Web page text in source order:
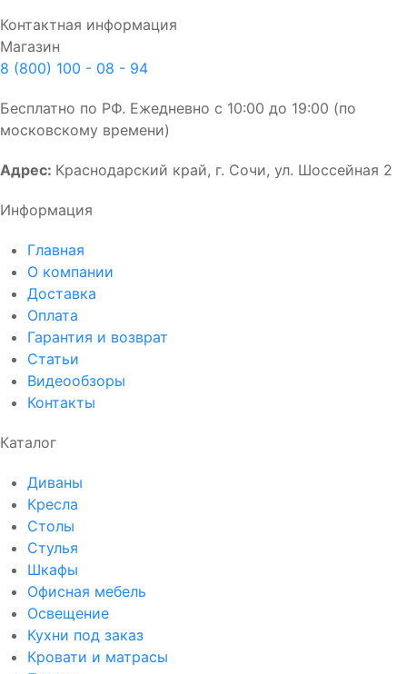
Контактная информация
Магазин
8 (800) 100 - 08 - 94
Бесплатно по РФ. Ежедневно с 10:00 до 19:00 (по
московскому времени)
Адрес: Краснодарский край, г. Сочи, ул. Шоссейная 2
Информация
Главная
О компании
Доставка
Оплата
Гарантия и возврат
Статьи
Видеообзоры
Контакты
Каталог
Диваны
Кресла
Столы
Стулья
Шкафы
Офисная мебель
Освещение
Кухни под заказ
Кровати и матрасы